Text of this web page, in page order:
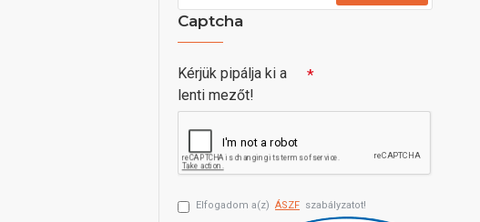
Captcha
Kérjük pipálja ki a
lenti mezőt!
Elfogadom a(z) ÁSZF szabályzatot!